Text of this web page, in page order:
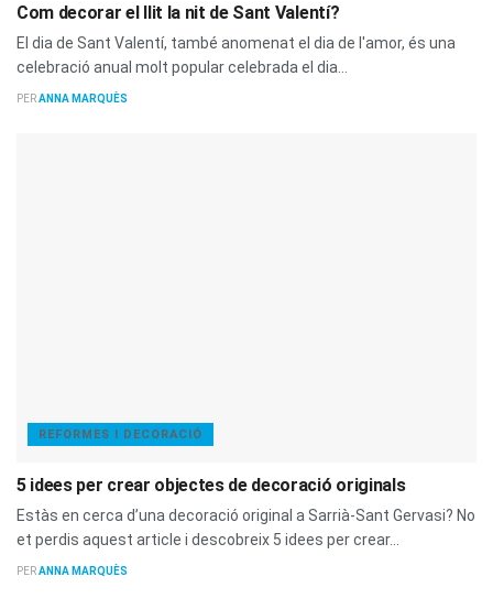
Com decorar el llit la nit de Sant Valentí?
El dia de Sant Valentí, també anomenat el dia de l'amor, és una
celebració anual molt popular celebrada el dia...
PERANNA MARQUÈS
REFORMES I DECORACIÓ
5 idees per crear objectes de decoració originals
Estàs en cerca d’una decoració original a Sarrià-Sant Gervasi? No
et perdis aquest article i descobreix 5 idees per crear...
PERANNA MARQUÈS